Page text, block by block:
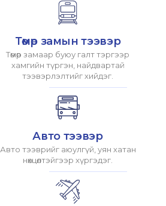
Төмөр замын тээвэр
Төмөр замаар буюу галт тэргээр
хамгийн түргэн, найдвартай
тээвэрлэлтийг хийдэг.
Авто тээвэр
Авто тээврийг аюулгүй, уян хатан
нөхцөлтэйгээр хүргэдэг.